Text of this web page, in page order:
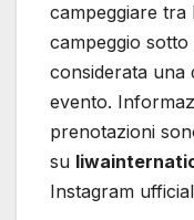
campeggiare tra
campeggio
considerata una
evento.
prenotazioni
su
Instagram